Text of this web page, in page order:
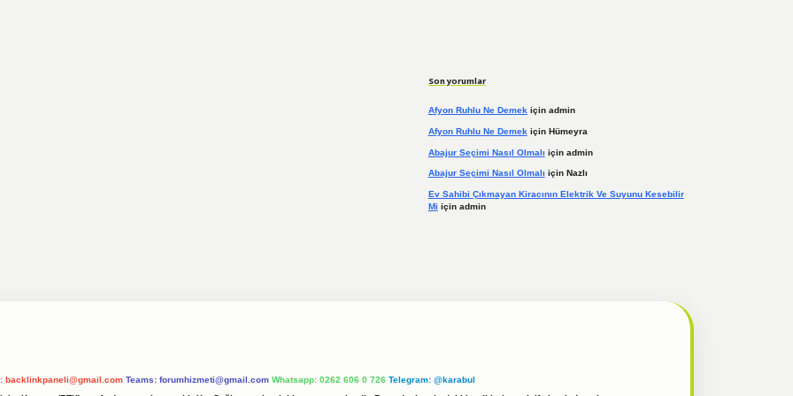
Son yorumlar
Afyon Ruhlu Ne Demekiçin admin
Afyon Ruhlu Ne Demek için Hümeyra
Abajur Seçimi Nasıl Olmalı için admin
Abajur Seçimi Nasıl Olmalı için Nazlı
Ev Sahibi Çıkmayan Kiracının Elektrik Ve Suyunu Kesebilir
Mi için admin
backlinkpaneli@gmail.com Teams: forumhizmeti@gmail.com Whatsapp: 0262 606 0 726 Telegram: @karabul